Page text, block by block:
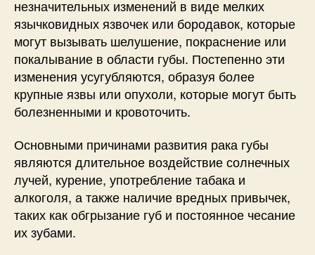
незначительных изменений в виде мелких
язычковидных язвочек или бородавок, которые
могут вызывать шелушение, покраснение или
покалывание в области губы. Постепенно эти
изменения усугубляются, образуя более
крупные язвы или опухоли, которые могут быть
болезненными и кровоточить.
Основными причинами развития рака губы
являются длительное воздействие солнечных
лучей, курение, употребление табака и
алкоголя, а также наличие вредных привычек,
таких как обгрызание губ и постоянное чесание
их зубами.